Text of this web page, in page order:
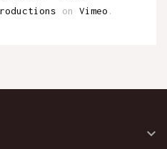
on Vimeo .
